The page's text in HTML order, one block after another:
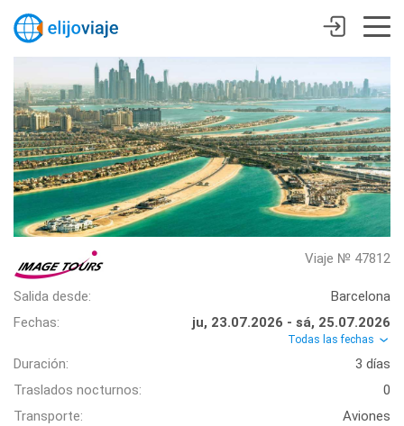
Viaje № 47812
Salida desde:
Barcelona
Fechas:
ju, 23.07.2026 - sá, 25.07.2026
Todas las fechas
Duración:
3 días
Traslados nocturnos:
0
Transporte:
Aviones